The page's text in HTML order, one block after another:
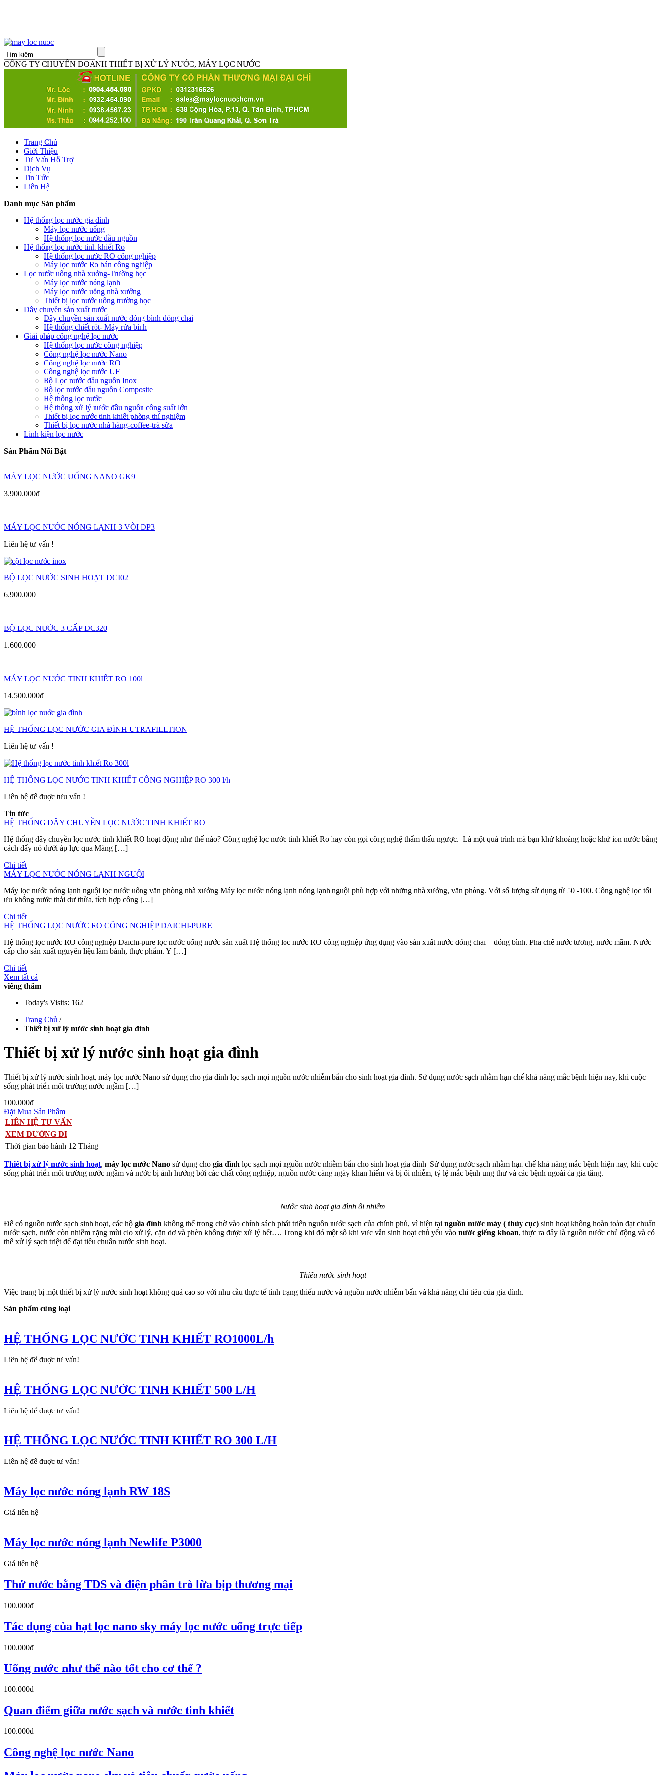
CÔNG TY CHUYÊN DOANH THIẾT BỊ XỬ LÝ NƯỚC, MÁY LỌC NƯỚC
Trang Chủ
Giới Thiệu
Tư Vấn Hỗ Trợ
Dịch Vụ
Tin Tức
Liên Hệ
Danh mục Sản phẩm
Hệ thống lọc nước gia đình
Máy lọc nước uống
Hệ thống lọc nước đầu nguồn
Hệ thống lọc nước tinh khiết Ro
Hệ thống lọc nước RO công nghiệp
Máy lọc nước Ro bán công nghiệp
Lọc nước uống nhà xưởng-Trường học
Máy lọc nước nóng lạnh
Máy lọc nước uống nhà xưởng
Thiết bị lọc nước uống trường học
Dây chuyền sản xuất nước
Dây chuyền sản xuất nước đóng bình đóng chai
Hệ thống chiết rót- Máy rửa bình
Giải pháp công nghệ lọc nước
Hệ thống lọc nước công nghiệp
Công nghệ lọc nước Nano
Công nghệ lọc nước RO
Công nghệ lọc nước UF
Bộ Lọc nước đầu nguồn Inox
Bộ lọc nước đầu nguồn Composite
Hệ thống lọc nước
Hệ thống xử lý nước đầu nguồn công suất lớn
Thiết bị lọc nước tinh khiết phòng thí nghiệm
Thiết bị lọc nước nhà hàng-coffee-trà sữa
Linh kiện lọc nước
Sản Phẩm Nổi Bật
MÁY LỌC NƯỚC UỐNG NANO GK9
3.900.000đ
MÁY LỌC NƯỚC NÓNG LẠNH 3 VÒI DP3
Liên hệ tư vấn !
BỘ LỌC NƯỚC SINH HOẠT DCI02
6.900.000
BỘ LỌC NƯỚC 3 CẤP DC320
1.600.000
MÁY LỌC NƯỚC TINH KHIẾT RO 100l
14.500.000đ
HỆ THỐNG LỌC NƯỚC GIA ĐÌNH UTRAFILLTION
Liên hệ tư vấn !
HỆ THỐNG LỌC NƯỚC TINH KHIẾT CÔNG NGHIỆP RO 300 l/h
Liên hệ để được tưu vấn !
Tin tức
HỆ THỐNG DÂY CHUYỀN LỌC NƯỚC TINH KHIẾT RO
Hệ thống dây chuyền lọc nước tinh khiết RO hoạt động như thế nào? Công nghệ lọc nước tinh khiết Ro hay còn gọi công nghệ thẩm thấu ngược. Là một quá trình mà bạn khử khoáng hoặc khử ion nước bằng
cách đẩy nó dưới áp lực qua Màng […]
Chi tiết
MÁY LỌC NƯỚC NÓNG LẠNH NGUỘI
Máy lọc nước nóng lạnh nguội lọc nước uống văn phòng nhà xưởng Máy lọc nước nóng lạnh nóng lạnh nguội phù hợp với những nhà xưởng, văn phòng. Với số lượng sử dụng từ 50 -100. Công nghệ lọc tối
ưu không nước thải dư thừa, tích hợp công […]
Chi tiết
HỆ THỐNG LỌC NƯỚC RO CÔNG NGHIỆP DAICHI-PURE
Hệ thống lọc nước RO công nghiệp Daichi-pure lọc nước uống nước sản xuất Hệ thống lọc nước RO công nghiệp ứng dụng vào sản xuất nước đóng chai – đóng bình. Pha chế nước tương, nước mắm. Nước
cấp cho sản xuất nguyên liệu làm bánh, thực phẩm. Y […]
Chi tiết
Xem tất cả
viếng thăm
Today's Visits: 162
Trang Chủ /
Thiết bị xử lý nước sinh hoạt gia đình
Thiết bị xử lý nước sinh hoạt gia đình
Thiết bị xử lý nước sinh hoạt, máy lọc nước Nano sử dụng cho gia đình lọc sạch mọi nguồn nước nhiễm bẩn cho sinh hoạt gia đình. Sử dụng nước sạch nhằm hạn chế khả năng mắc bệnh hiện nay, khi cuộc
sống phát triển môi trường nước ngầm […]
100.000đ
Đặt Mua Sản Phẩm
LIÊN HỆ TƯ VẤN
XEM ĐƯỜNG ĐI
Thời gian bảo hành 12 Tháng
Thiết bị xử lý nước sinh hoạt, máy lọc nước Nano sử dụng cho gia đình lọc sạch mọi nguồn nước nhiễm bẩn cho sinh hoạt gia đình. Sử dụng nước sạch nhằm hạn chế khả năng mắc bệnh hiện nay, khi cuộc
sống phát triển môi trường nước ngầm và nước bị ảnh hưởng bởi các chất công nghiệp, nguồn nước càng ngày khan hiếm và bị ôi nhiễm, tỷ lệ mắc bệnh ung thư và các bệnh ngoài da gia tăng.
Nước sinh hoạt gia đình ôi nhiễm
Để có nguồn nước sạch sinh hoạt, các hộ gia đình không thể trong chờ vào chính sách phát triển nguồn nước sạch của chính phủ, vì hiện tại nguồn nước máy ( thủy cục) sinh hoạt không hoàn toàn đạt chuẩn
nước sạch, nước còn nhiễm nặng mùi clo xử lý, cặn dơ và phèn không được xử lý hết…. Trong khi đó một số khi vưc vẫn sinh hoạt chủ yếu vào nước giếng khoan, thực ra đây là nguồn nước chủ động và có
thể xử lý sạch triệt để đạt tiêu chuẩn nước sinh hoạt.
Thiếu nước sinh hoạt
Việc trang bị một thiết bị xử lý nước sinh hoạt không quá cao so với nhu cầu thực tế tình trạng thiếu nước và nguồn nước nhiễm bẩn và khả năng chi tiêu của gia đình.
Sản phẩm cùng loại
HỆ THỐNG LỌC NƯỚC TINH KHIẾT RO1000L/h
Liên hệ để được tư vấn!
HỆ THỐNG LỌC NƯỚC TINH KHIẾT 500 L/H
Liên hệ để được tư vấn!
HỆ THỐNG LỌC NƯỚC TINH KHIẾT RO 300 L/H
Liên hệ để được tư vấn!
Máy lọc nước nóng lạnh RW 18S
Giá liên hệ
Máy lọc nước nóng lạnh Newlife P3000
Giá liên hệ
Thử nước bằng TDS và điện phân trò lừa bịp thương mại
100.000đ
Tác dụng của hạt lọc nano sky máy lọc nước uống trực tiếp
100.000đ
Uống nước như thế nào tốt cho cơ thể ?
100.000đ
Quan điểm giữa nước sạch và nước tinh khiết
100.000đ
Công nghệ lọc nước Nano